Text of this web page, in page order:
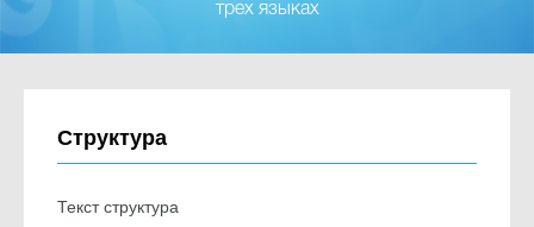
трех языках
Структура
Текст структура